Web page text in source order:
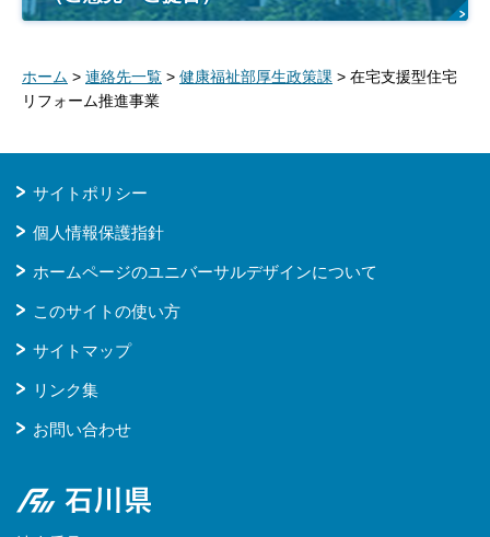
ホーム > 連絡先一覧 > 健康福祉部厚生政策課 > 在宅支援型住宅
リフォーム推進事業
サイトポリシー
個人情報保護指針
ホームページのユニバーサルデザインについて
このサイトの使い方
サイトマップ
リンク集
お問い合わせ
石川県